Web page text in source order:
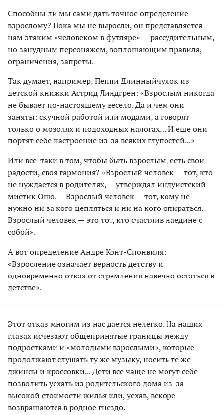
Способны ли мы сами дать точное определение
взрослому? Пока мы не выросли, он представляется
нам этаким «человеком в футляре» — рассудительным,
но занудным персонажем, воплощающим правила,
ограничения, запреты.
Так думает, например, Пеппи Длинныйчулок из
детской книжки Астрид Линдгрен: «Взрослым никогда
не бывает по-настоящему весело. Да и чем они
заняты: скучной работой или модами, а говорят
только о мозолях и подоходных налогах… И еще они
портят себе настроение из-за всяких глупостей...»
Или все-таки в том, чтобы быть взрослым, есть свои
радости, своя гармония? «Взрослый человек — тот, кто
не нуждается в родителях, — утверждал индуистский
мистик Ошо. — Взрослый человек — тот, кому не
нужно ни за кого цепляться и ни на кого опираться.
Взрослый человек — это тот, кто счастлив наедине с
собой».
А вот определение Андре Конт-Спонвиля:
«Взросление означает верность детству и
одновременно отказ от стремления навечно остаться в
детстве».
Этот отказ многим из нас дается нелегко. На наших
глазах исчезают общепринятые границы между
подростками и «молодыми взрослыми», которые
продолжают слушать ту же музыку, носить те же
джинсы и кроссовки... Дети все чаще не могут себе
позволить уехать из родительского дома из-за
высокой стоимости жилья или, уехав, вскоре
возвращаются в родное гнездо.